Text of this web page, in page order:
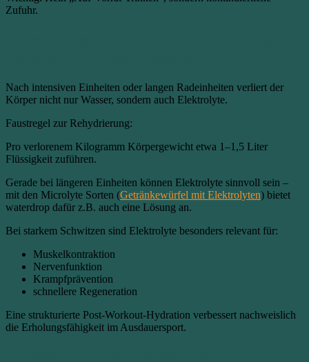
Zufuhr.
Nach intensiven Einheiten oder langen Radeinheiten verliert der
Körper nicht nur Wasser, sondern auch Elektrolyte.
Faustregel zur Rehydrierung:
Pro verlorenem Kilogramm Körpergewicht etwa 1–1,5 Liter
Flüssigkeit zuführen.
Gerade bei längeren Einheiten können Elektrolyte sinnvoll sein –
mit den Microlyte Sorten (Getränkewürfel mit Elektrolyten) bietet
waterdrop dafür z.B. auch eine Lösung an.
Bei starkem Schwitzen sind Elektrolyte besonders relevant für:
Muskelkontraktion
Nervenfunktion
Krampfprävention
schnellere Regeneration
Eine strukturierte Post-Workout-Hydration verbessert nachweislich
die Erholungsfähigkeit im Ausdauersport.